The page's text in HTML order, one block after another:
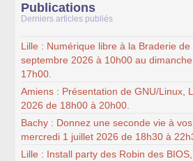
Publications
Derniers articles publiés
Lille : Numérique libre à la Braderie
septembre 2026 à 10h00 au
17h00.
Amiens : Présentation de GNU/Linux,
2026 de 18h00 à 20h00.
Bachy : Donnez une seconde vie à
mercredi 1 juillet 2026 de 18h30 à
Lille : Install party des Robin des